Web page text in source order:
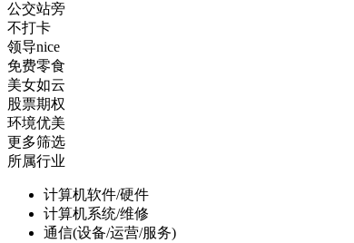
公交站旁
不打卡
领导nice
免费零食
美女如云
股票期权
环境优美
更多筛选
所属行业
计算机软件/硬件
计算机系统/维修
通信(设备/运营/服务)